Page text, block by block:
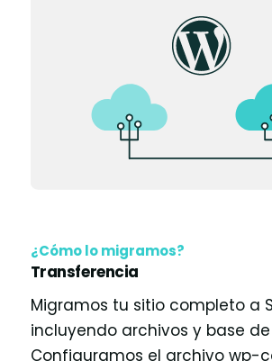
¿Cómo lo migramos?
Transferencia
Migramos tu sitio completo a
incluyendo archivos y base
Configuramos el archivo wp-